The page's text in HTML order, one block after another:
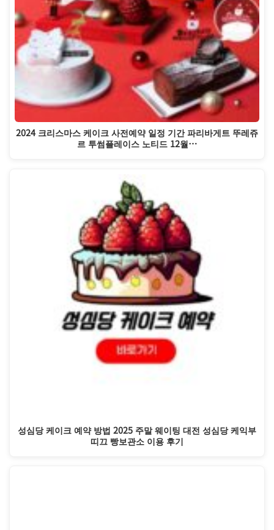
2024 크리스마스 케이크 사전예약 일정 기간 파리바게트 뚜레쥬
르 투썸플레이스 노티드 12월…
성심당 케이크 예약 방법 2025 주말 웨이팅 대전 성심당 케익부
띠끄 빵보관소 이용 후기